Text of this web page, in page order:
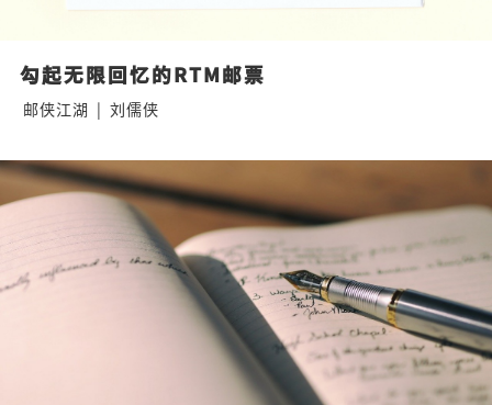
勾起无限回忆的RTM邮票
邮侠江湖 | 刘儒侠